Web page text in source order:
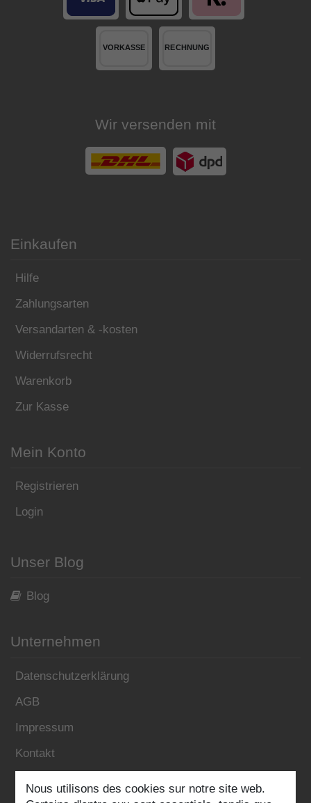
Wir versenden mit
Einkaufen
Hilfe
Zahlungsarten
Versandarten & -kosten
Widerrufsrecht
Warenkorb
Zur Kasse
Mein Konto
Registrieren
Login
Unser Blog
Blog
Unternehmen
Datenschutzerklärung
AGB
Impressum
Kontakt
Folgen Sie uns:
Nous utilisons des cookies sur notre site web.